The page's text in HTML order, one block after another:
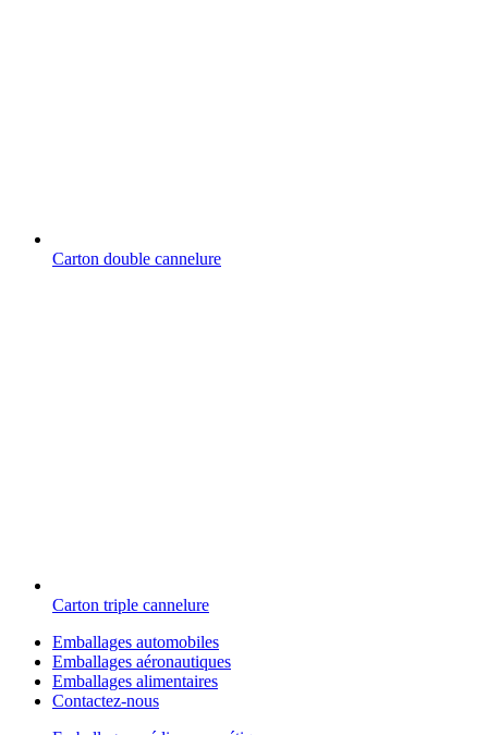
Carton double cannelure
Carton triple cannelure
Emballages automobiles
Emballages aéronautiques
Emballages alimentaires
Contactez-nous